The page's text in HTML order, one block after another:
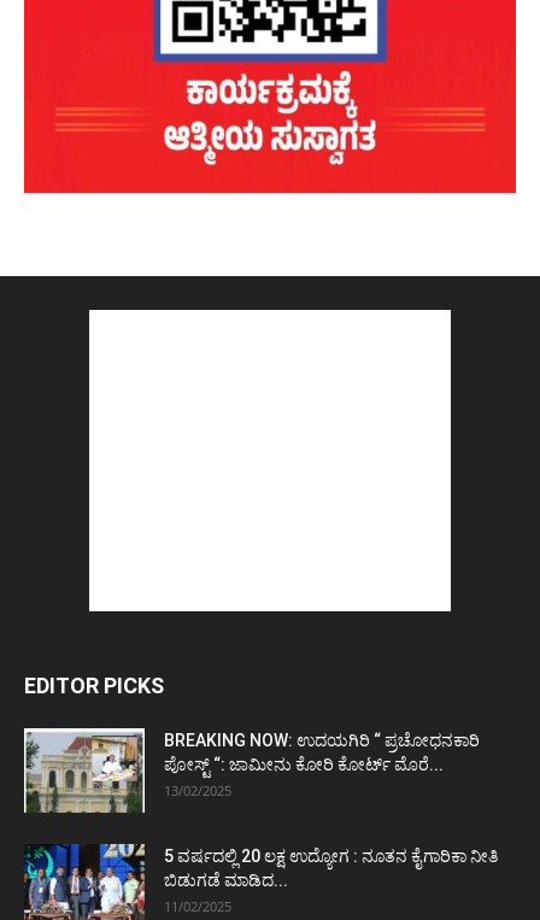
EDITOR PICKS
BREAKING NOW: ಉದಯಗಿರಿ “ ಪ್ರಚೋಧನಕಾರಿ
ಪೋಸ್ಟ್‌ “: ಜಾಮೀನು ಕೋರಿ ಕೋರ್ಟ್‌ ಮೊರೆ...
13/02/2025
5 ವರ್ಷದಲ್ಲಿ 20 ಲಕ್ಷ ಉದ್ಯೋಗ : ನೂತನ ಕೈಗಾರಿಕಾ ನೀತಿ
ಬಿಡುಗಡೆ ಮಾಡಿದ...
11/02/2025